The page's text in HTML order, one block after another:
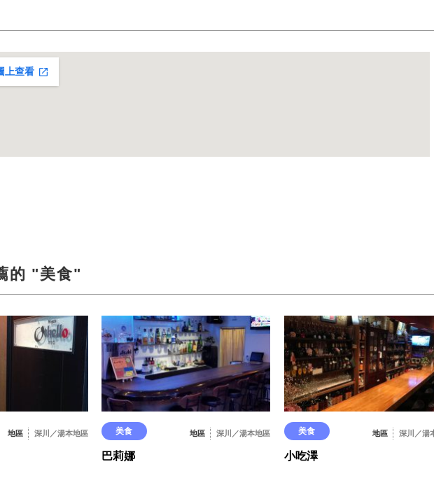
上查看
的 "美食"
地區 深川／湯本地區 美食 地區 深川／湯本地區
巴莉娜
美食 地區 深川／湯
小吃澤